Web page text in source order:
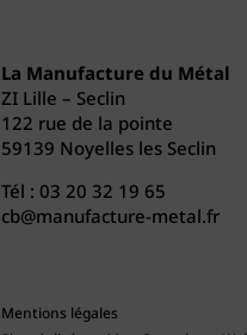
La Manufacture du Métal
ZI Lille – Seclin
122 rue de la pointe
59139 Noyelles les Seclin
Tél :03 20 32 19 65
cb@manufacture-metal.fr
Mentions légales